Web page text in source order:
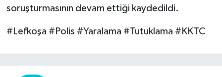
soruşturmasının devam ettiği kaydedildi.
#Lefkoşa #Polis #Yaralama #Tutuklama #KKTC